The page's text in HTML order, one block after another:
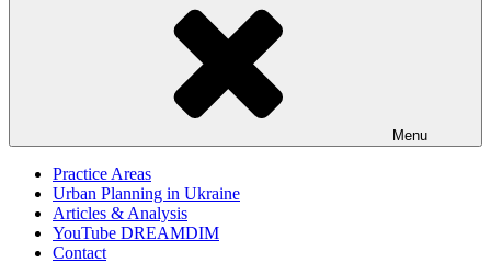
Menu
Practice Areas
Urban Planning in Ukraine
Articles & Analysis
YouTube DREAMDIM
Contact